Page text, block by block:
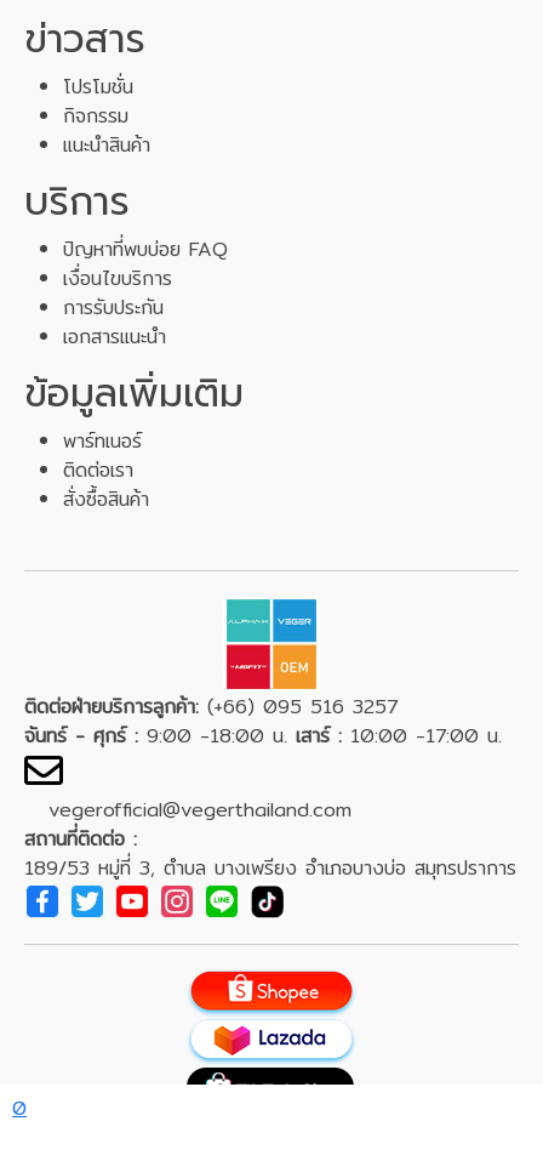
0
ข่าวสาร
โปรโมชั่น
กิจกรรม
แนะนำสินค้า
บริการ
ปัญหาที่พบบ่อย FAQ
เงื่อนไขบริการ
การรับประกัน
เอกสารแนะนำ
ข้อมูลเพิ่มเติม
พาร์ทเนอร์
ติดต่อเรา
สั่งซื้อสินค้า
ติดต่อฝ่ายบริการลูกค้า: (+66) 095 516 3257
จันทร์ - ศุกร์ : 9:00 -18:00 น. เสาร์ : 10:00 -17:00 น.
vegerofficial@vegerthailand.com
สถานที่ติดต่อ :
189/53 หมู่ที่ 3, ตำบล บางเพรียง อำเภอบางบ่อ สมุทรปราการ